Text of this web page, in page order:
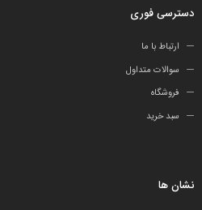
دسترسی فوری
ارتباط با ما
سوالات متداول
فروشگاه
سبد خرید
نشان ها